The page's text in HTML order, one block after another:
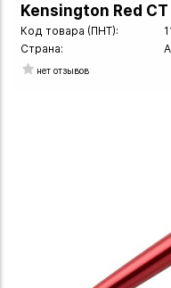
Kensington Red CT
Код товара (ПНТ):
Страна:
нет отзывов